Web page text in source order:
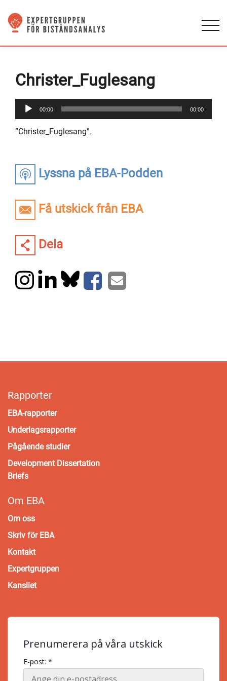
Lyssna på EBA-Podden
Få utskick från EBA
Dela
Christer_Fuglesang
Ljudspelare
00:00 00:00
”Christer_Fuglesang”.
Rapporter
EBA-rapporter
Underlagsrapporter
Pågående studier
Development Dissertation
Briefs
Om EBA
Om oss
Skriv för EBA
Kontakt
Expertgruppen
Kansliet
Prenumerera på våra utskick
E-post: *